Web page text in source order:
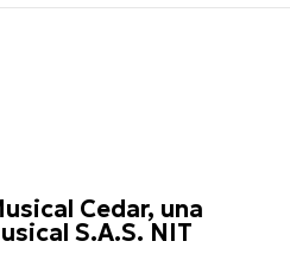
Cedar, una
S.A.S. NIT